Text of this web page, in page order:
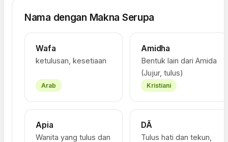
Nama dengan Makna Serupa
Wafa
ketulusan, kesetiaan
Arab
Amidha
Bentuk lain dari Amida
(Jujur, tulus)
Kristiani
Apia
Wanita yang tulus dan
DÃ
Tulus hati dan tekun,